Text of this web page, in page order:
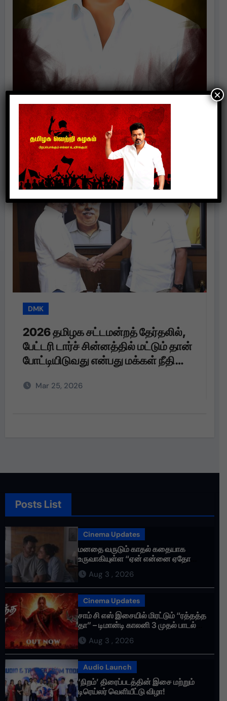
Politics
DMK
2026 தமிழக சட்டமன்றத் தேர்தலில்,
பேட்டரி டார்ச் சின்னத்தில் மட்டும் தான்
போட்டியிடுவது என்பது மக்கள் நீதி
என்பது எங்களுக்கு வெறும்
Mar 25, 2026
Posts List
Cinema Updates
மனதை வருடும் காதல் கதையாக
உருவாகியுள்ள “ஏன் என்னை ஏதோ
செய்தாய்” – டீசர் வெளியானது !
Aug 3 , 2026
Cinema Updates
சாம் சி எஸ் இசையில் மிரட்டும் “ரத்தத்த
தா” – டிமான்டி காலனி 3 முதல் பாடல்
ரசிகர்களை கவர்ந்து வருகிறது!
Aug 3 , 2026
Audio Launch
‘நிறம்’ திரைப்படத்தின் இசை மற்றும்
டிரெய்லர் வெளியீட்டு விழா!
×